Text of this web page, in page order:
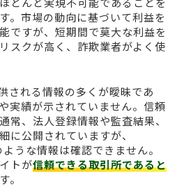
。市場の動向に基づいて利益を
ですが、短期間で莫大な利益を
スクが高く、詐欺業者がよく使
される情報の多くが曖昧であ
実績が示されていません。信頼
常、法人登録情報や監査結果、
に公開されていますが、
うな情報は確認できません。
トが信頼できる取引所であると
。